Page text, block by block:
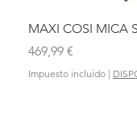
MAXI COSI MICA
Precio
469,99 €
Impuesto incluido |